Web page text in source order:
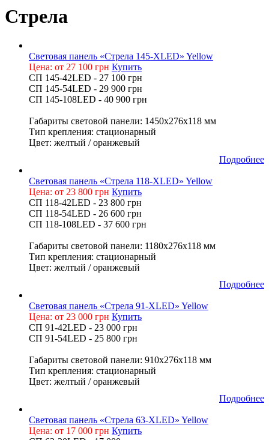
Стрела
Световая панель «Стрела 145-XLED» Yellow
Цена: от 27 100 грн Купить
СП 145-42LED - 27 100 грн
СП 145-54LED - 29 900 грн
СП 145-108LED - 40 900 грн
Габариты световой панели: 1450х276х118 мм
Тип крепления: стационарный
Цвет: желтый / оранжевый
Подробнее
Световая панель «Стрела 118-XLED» Yellow
Цена: от 23 800 грн Купить
СП 118-42LED - 23 800 грн
СП 118-54LED - 26 600 грн
СП 118-108LED - 37 600 грн
Габариты световой панели: 1180х276х118 мм
Тип крепления: стационарный
Цвет: желтый / оранжевый
Подробнее
Световая панель «Стрела 91-XLED» Yellow
Цена: от 23 000 грн Купить
СП 91-42LED - 23 000 грн
СП 91-54LED - 25 800 грн
Габариты световой панели: 910х276х118 мм
Тип крепления: стационарный
Цвет: желтый / оранжевый
Подробнее
Световая панель «Стрела 63-XLED» Yellow
Цена: от 17 000 грн Купить